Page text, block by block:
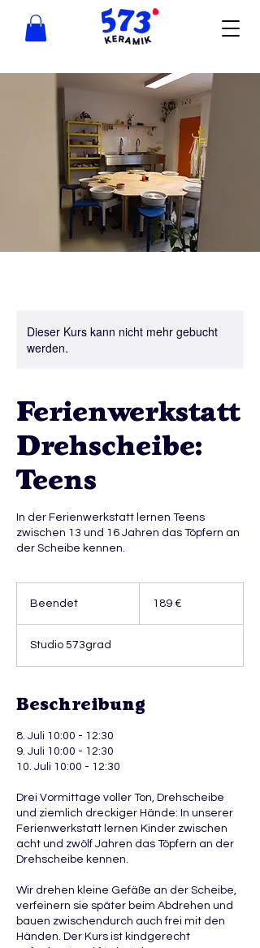
Dieser Kurs kann nicht mehr gebucht
werden.
Ferienwerkstatt
Drehscheibe:
Teens
In der Ferienwerkstatt lernen Teens
zwischen 13 und 16 Jahren das Töpfern an
der Scheibe kennen.
Beendet
n
d
189 €
Studio 573grad
Beschreibung
8. Juli 10:00 - 12:30
9. Juli 10:00 - 12:30
10. Juli 10:00 - 12:30
Drei Vormittage voller Ton, Drehscheibe
und ziemlich dreckiger Hände: In unserer
Ferienwerkstatt lernen Kinder zwischen
acht und zwölf Jahren das Töpfern an der
Drehscheibe kennen.
Wir drehen kleine Gefäße an der Scheibe,
verfeinern sie später beim Abdrehen und
bauen zwischendurch auch frei mit den
Händen. Der Kurs ist kindgerecht